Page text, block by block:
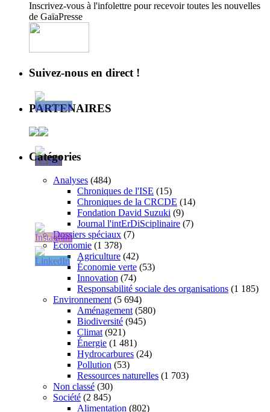
Inscrivez-vous à l'infolettre pour recevoir toutes les nouvelles
de GaïaPresse
Suivez-nous en direct !
PARTENAIRES
Catégories
Analyses (484)
Chroniques de l'ISE (15)
Chroniques de la CRCDE (14)
Fondation David Suzuki (9)
Journal l'intErDiSciplinaire (7)
Dossiers spéciaux (7)
Économie (1 378)
Agriculture (42)
Économie verte (53)
Innovation (74)
Responsabilité sociale des organisations (1 185)
Environnement (5 694)
Aménagement (580)
Biodiversité (945)
Climat (921)
Énergie (1 481)
Hydrocarbures (24)
Pollution (53)
Ressources naturelles (1 703)
Non classé (30)
Société (2 845)
Alimentation (802)